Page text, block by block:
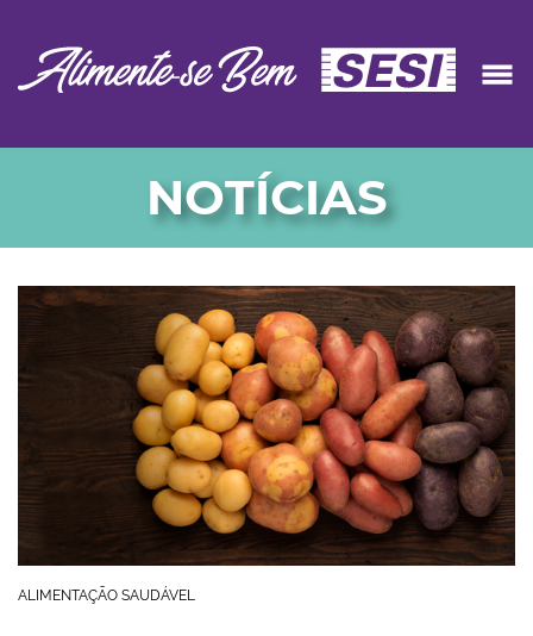
NOTÍCIAS
ALIMENTAÇÃO SAUDÁVEL